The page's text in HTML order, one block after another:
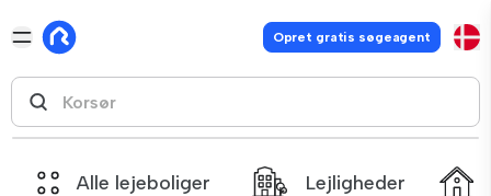
Opret gratis søgeagent
Alle lejeboliger Lejligheder